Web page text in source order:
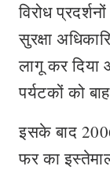
विरोध
सुरक्षा
लागू कर दिया
पर्यटकों को
इसके बाद
फर का